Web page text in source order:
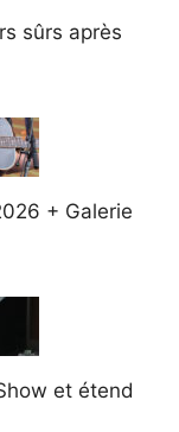
sûrs après
+ Galerie
et étend